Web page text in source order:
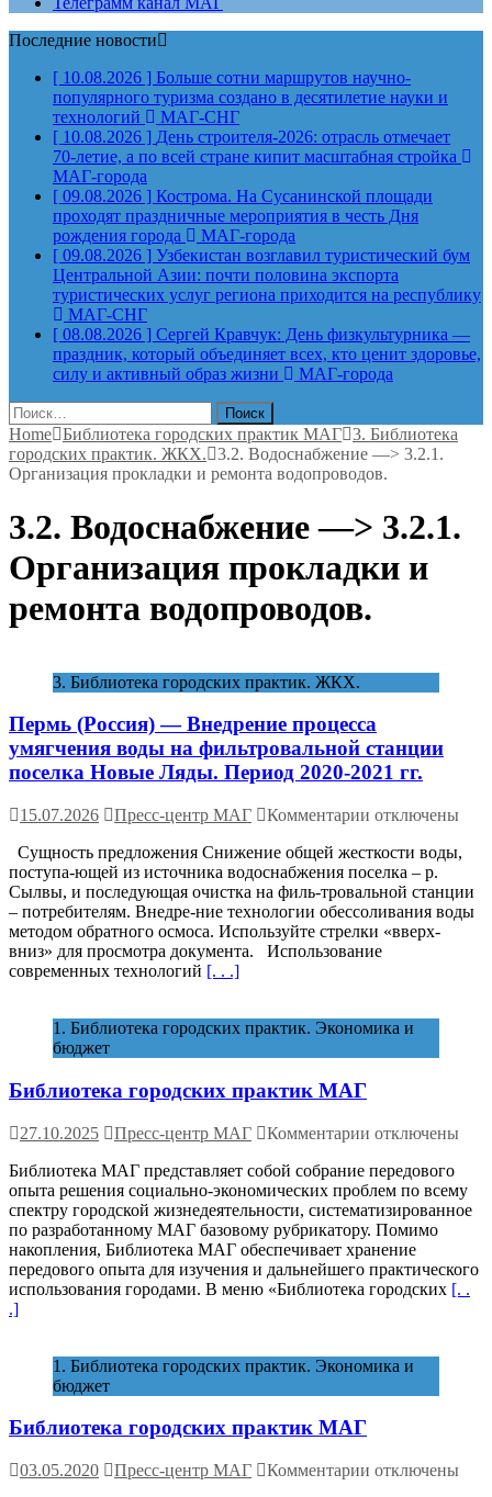
Последние новости
[ 10.08.2026 ] Больше сотни маршрутов научно-
популярного туризма создано в десятилетие науки и
технологий
МАГ-СНГ
[ 10.08.2026 ] День строителя‑2026: отрасль отмечает
70‑летие, а по всей стране кипит масштабная стройка
МАГ-города
[ 09.08.2026 ] Кострома. На Сусанинской площади
проходят праздничные мероприятия в честь Дня
рождения города
МАГ-города
[ 09.08.2026 ] Узбекистан возглавил туристический бум
Центральной Азии: почти половина экспорта
туристических услуг региона приходится на республику
МАГ-СНГ
[ 08.08.2026 ] Сергей Кравчук: День физкультурника —
праздник, который объединяет всех, кто ценит здоровье,
силу и активный образ жизни
МАГ-города
Найти:
Home Библиотека городских практик МАГ 3. Библиотека
городских практик. ЖКХ.
3.2. Водоснабжение —> 3.2.1.
Организация прокладки и ремонта водопроводов.
3.2. Водоснабжение —> 3.2.1.
Организация прокладки и
ремонта водопроводов.
3. Библиотека городских практик. ЖКХ.
Пермь (Россия) — Внедрение процесса
умягчения воды на фильтровальной станции
поселка Новые Ляды. Период 2020-2021 гг.
15.07.2026 Пресс-центр МАГ Комментарии к
Пермь (Россия)
—
Внедрение
процесса
умягчения
воды
поселка
2021
отключены
Сущность предложения Снижение общей жесткости воды,
поступа-ющей из источника водоснабжения поселка – р.
Сылвы, и последующая очистка на филь-тровальной станции
– потребителям. Внедре-ние технологии обессоливания воды
методом обратного осмоса. Используйте стрелки «вверх-
вниз» для просмотра документа. Использование
современных технологий [. . .]
1. Библиотека городских практик. Экономика и
бюджет
Библиотека городских практик МАГ
27.10.2025 Пресс-центр МАГ Комментарии к
Библиотека
городских
практик
МАГ
отключены
Библиотека МАГ представляет собой собрание передового
опыта решения социально-экономических проблем по всему
спектру городской жизнедеятельности, систематизированное
по разработанному МАГ базовому рубрикатору. Помимо
накопления, Библиотека МАГ обеспечивает хранение
передового опыта для изучения и дальнейшего практического
использования городами. В меню «Библиотека городских [. .
.]
1. Библиотека городских практик. Экономика и
бюджет
Библиотека городских практик МАГ
03.05.2020 Пресс-центр МАГ Комментарии котключены